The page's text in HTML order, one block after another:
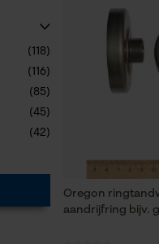
(118)
(116)
(85)
(45)
(42)
Oregon
aandrijfring bijv.